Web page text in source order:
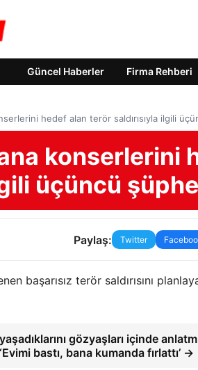
Güncel Haberler Firma Rehberi
hedef alan terör saldırısıyla ilgili
konserlerini
üçüncü
Paylaş: Twitter
başarısız terör saldırısını
gözyaşları içinde
bastı, bana kumanda fırlattı’ →